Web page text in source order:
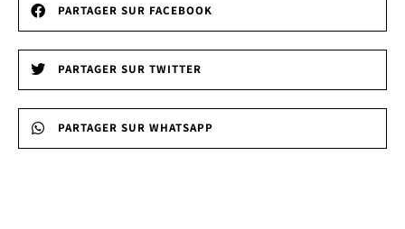
PARTAGER SUR FACEBOOK
PARTAGER SUR TWITTER
PARTAGER SUR WHATSAPP